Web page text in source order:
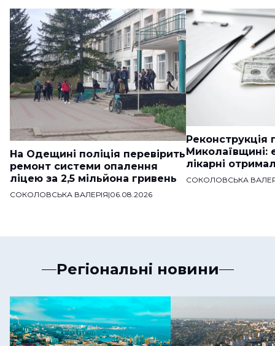
На Одещині поліція перевірить
ремонт системи опалення
ліцею за 2,5 мільйона гривень
СОКОЛОВСЬКА ВАЛЕРІЯ|06.08.2026
Реконструкція
Миколаївщині:
лікарні
СОКОЛОВСЬКА
Регіональні новини